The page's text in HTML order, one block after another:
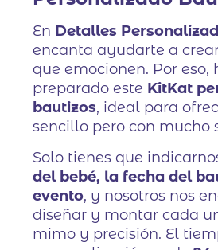
En Detalles
encanta ayudarte a
que emocionen. Por eso,
preparado este KitKat
bautizos, ideal para
sencillo pero con mucho
Solo tienes que
del bebé, la fecha del
evento, y nosotros nos
diseñar y montar cada
mimo y precisión. El